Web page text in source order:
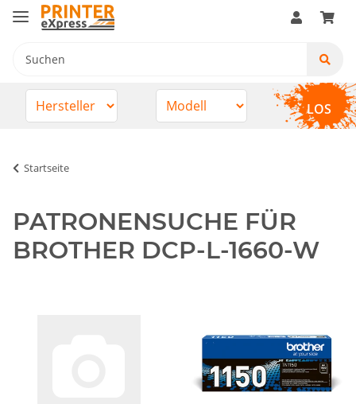
LOS
Startseite
PATRONENSUCHE FÜR
BROTHER DCP-L-1660-W